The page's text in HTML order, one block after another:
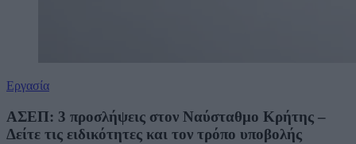
Εργασία
ΑΣΕΠ: 3 προσλήψεις στον Ναύσταθμο Κρήτης –
Δείτε τις ειδικότητες και τον τρόπο υποβολής